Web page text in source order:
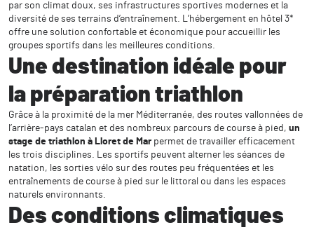
par son climat doux, ses infrastructures sportives modernes et la
diversité de ses terrains d’entraînement. L’hébergement en hôtel 3*
offre une solution confortable et économique pour accueillir les
groupes sportifs dans les meilleures conditions.
Une destination idéale pour
la préparation triathlon
Grâce à la proximité de la mer Méditerranée, des routes vallonnées de
l’arrière-pays catalan et des nombreux parcours de course à pied, un
stage de triathlon à Lloret de Marpermet de travailler efficacement
les trois disciplines. Les sportifs peuvent alterner les séances de
natation, les sorties vélo sur des routes peu fréquentées et les
entraînements de course à pied sur le littoral ou dans les espaces
naturels environnants.
Des conditions climatiques